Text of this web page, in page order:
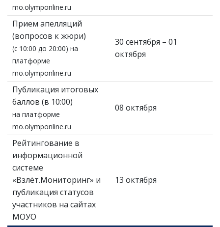
mo.olymponline.ru
Прием апелляций
(вопросов к жюри)
(с 10:00 до 20:00) на
платформе
mo.olymponline.ru
30 сентября – 01
октября
Публикация итоговых
баллов (в 10:00)
на платформе
mo.olymponline.ru
08 октября
Рейтингование в
информационной
системе
«Взлёт.Мониторинг» и
публикация статусов
участников на сайтах
МОУО
13 октября